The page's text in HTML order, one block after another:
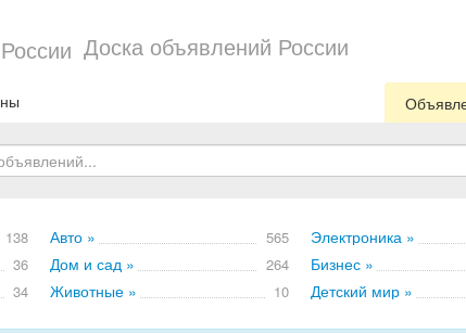
Доска объявлений России
138 Авто » 565 Электроника »
36 Дом и сад » 264 Бизнес »
34 Животные » 10 Детский мир »